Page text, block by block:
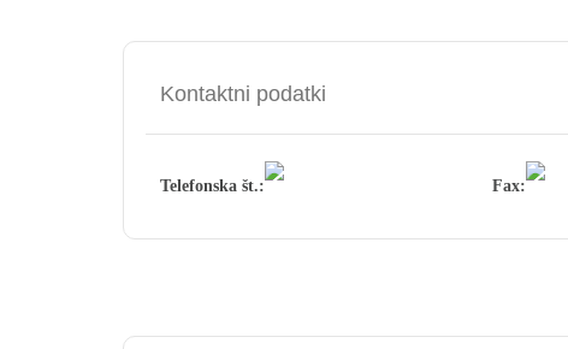
Kontaktni podatki
Telefonska št.: Fax: